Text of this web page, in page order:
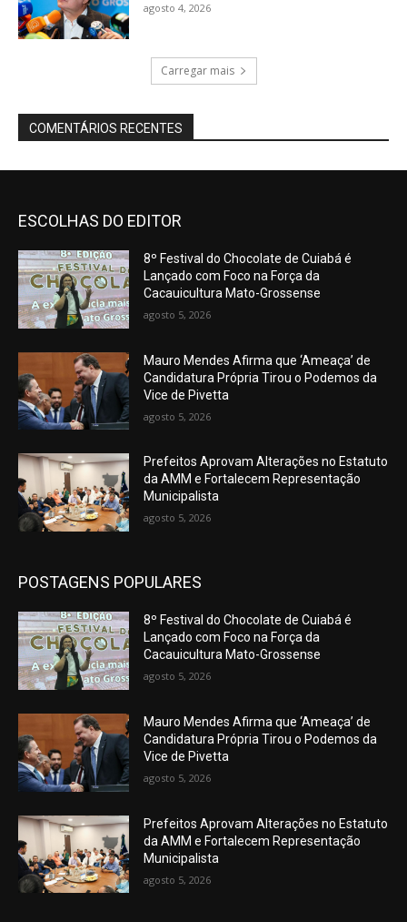
agosto 4, 2026
Carregar mais
COMENTÁRIOS RECENTES
ESCOLHAS DO EDITOR
8º Festival do Chocolate de Cuiabá é
Lançado com Foco na Força da
Cacauicultura Mato-Grossense
agosto 5, 2026
Mauro Mendes Afirma que ‘Ameaça’ de
Candidatura Própria Tirou o Podemos da
Vice de Pivetta
agosto 5, 2026
Prefeitos Aprovam Alterações no Estatuto
da AMM e Fortalecem Representação
Municipalista
agosto 5, 2026
POSTAGENS POPULARES
8º Festival do Chocolate de Cuiabá é
Lançado com Foco na Força da
Cacauicultura Mato-Grossense
agosto 5, 2026
Mauro Mendes Afirma que ‘Ameaça’ de
Candidatura Própria Tirou o Podemos da
Vice de Pivetta
agosto 5, 2026
Prefeitos Aprovam Alterações no Estatuto
da AMM e Fortalecem Representação
Municipalista
agosto 5, 2026